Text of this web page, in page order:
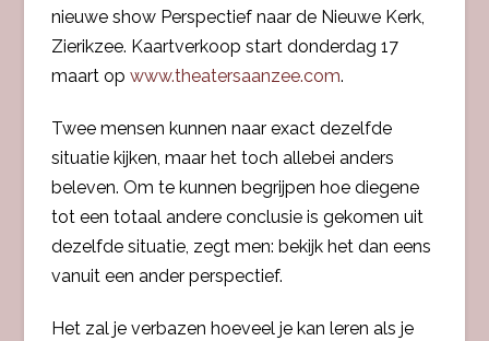
nieuwe show Perspectief naar de Nieuwe Kerk,
Zierikzee. Kaartverkoop start donderdag 17
maart opwww.theatersaanzee.com.
Twee mensen kunnen naar exact dezelfde
situatie kijken, maar het toch allebei anders
beleven. Om te kunnen begrijpen hoe diegene
tot een totaal andere conclusie is gekomen uit
dezelfde situatie, zegt men: bekijk het dan eens
vanuit een ander perspectief.
Het zal je verbazen hoeveel je kan leren als je